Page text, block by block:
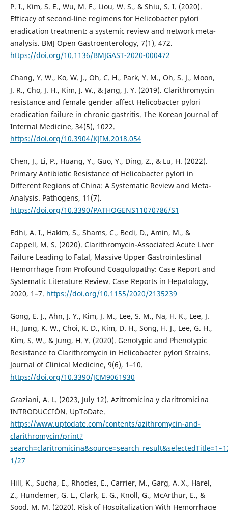
P. I., Kim, S. E., Wu, M. F., Liou, W. S., & Shiu, S. I. (2020).
Efficacy of second-line regimens for Helicobacter pylori
eradication treatment: a systemic review and network meta-
analysis. BMJ Open Gastroenterology, 7(1), 472.
https://doi.org/10.1136/BMJGAST-2020-000472
Chang, Y. W., Ko, W. J., Oh, C. H., Park, Y. M., Oh, S. J., Moon,
J. R., Cho, J. H., Kim, J. W., & Jang, J. Y. (2019). Clarithromycin
resistance and female gender affect Helicobacter pylori
eradication failure in chronic gastritis. The Korean Journal of
Internal Medicine, 34(5), 1022.
https://doi.org/10.3904/KJIM.2018.054
Chen, J., Li, P., Huang, Y., Guo, Y., Ding, Z., & Lu, H. (2022).
Primary Antibiotic Resistance of Helicobacter pylori in
Different Regions of China: A Systematic Review and Meta-
Analysis. Pathogens, 11(7).
https://doi.org/10.3390/PATHOGENS11070786/S1
Edhi, A. I., Hakim, S., Shams, C., Bedi, D., Amin, M., &
Cappell, M. S. (2020). Clarithromycin-Associated Acute Liver
Failure Leading to Fatal, Massive Upper Gastrointestinal
Hemorrhage from Profound Coagulopathy: Case Report and
Systematic Literature Review. Case Reports in Hepatology,
2020, 1–7. https://doi.org/10.1155/2020/2135239
Gong, E. J., Ahn, J. Y., Kim, J. M., Lee, S. M., Na, H. K., Lee, J.
H., Jung, K. W., Choi, K. D., Kim, D. H., Song, H. J., Lee, G. H.,
Kim, S. W., & Jung, H. Y. (2020). Genotypic and Phenotypic
Resistance to Clarithromycin in Helicobacter pylori Strains.
Journal of Clinical Medicine, 9(6), 1–10.
https://doi.org/10.3390/JCM9061930
Graziani, A. L. (2023, July 12). Azitromicina y claritromicina
INTRODUCCIÓN. UpToDate.
https://www.uptodate.com/contents/azithromycin-and-
clarithromycin/print?
1/27
Hill, K., Sucha, E., Rhodes, E., Carrier, M., Garg, A. X., Harel,
Z., Hundemer, G. L., Clark, E. G., Knoll, G., McArthur, E., &
Sood, M. M. (2020). Risk of Hospitalization With Hemorrhage